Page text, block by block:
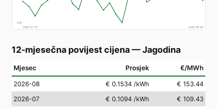
€58
2026-07-10
2026-08-08
12-mjesečna povijest cijena—Jagodina
Mjesec Prosjek €/MWh
2026-08 € 0.1534 /kWh
€ 153.44
2026-07
€ 0.1094 /kWh
€ 109.43